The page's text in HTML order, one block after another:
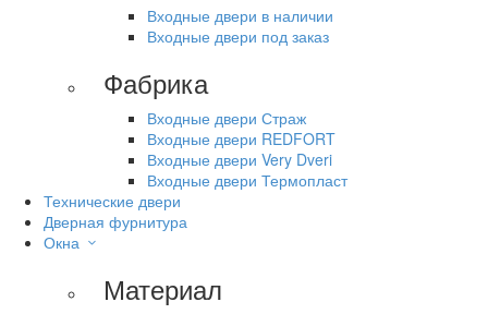
Входные двери в наличии
Входные двери под заказ
Фабрика
Входные двери Страж
Входные двери REDFORT
Входные двери Very Dveri
Входные двери Термопласт
Технические двери
Дверная фурнитура
Окна
Материал